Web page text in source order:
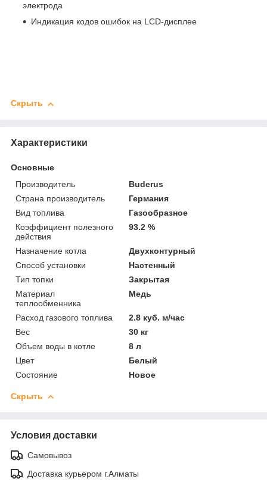
электрода
Индикация кодов ошибок на LCD-дисплее
Скрыть
Характеристики
Основные
Производитель
Buderus
Страна производитель
Германия
Вид топлива
Газообразное
Коэффициент полезного
действия
93.2 %
Назначение котла
Двухконтурный
Способ установки
Настенный
Тип топки
Закрытая
Материал
теплообменника
Медь
Расход газового топлива
2.8 куб. м/час
Вес
30 кг
Объем воды в котле
8 л
Цвет
Белый
Состояние
Новое
Скрыть
Условия доставки
Самовывоз
Доставка курьером г.Алматы